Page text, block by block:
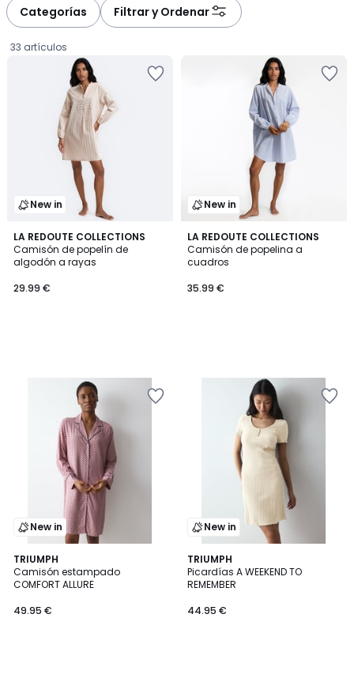
Categorías Filtrar y Ordenar
33 artículos
New in
LA REDOUTE COLLECTIONS
Camisón de popelín de
algodón a rayas
€.
29.99 €
New in
LA REDOUTE COLLECTIONS
Camisón de popelina a
cuadros
35.99 €
New in
TRIUMPH
Camisón estampado
COMFORT ALLURE
49.95 €
New in
TRIUMPH
Picardías A WEEKEND TO
REMEMBER
44.95 €